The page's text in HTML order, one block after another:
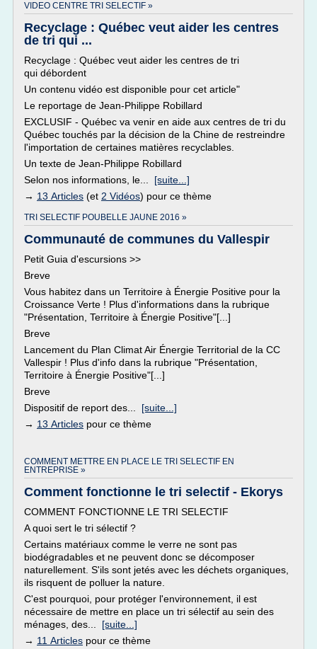
VIDEO CENTRE TRI SELECTIF »
Recyclage : Québec veut aider les centres
de tri qui ...
Recyclage : Québec veut aider les centres de tri
qui débordent
Un contenu vidéo est disponible pour cet article"
Le reportage de Jean-Philippe Robillard
EXCLUSIF - Québec va venir en aide aux centres de tri du
Québec touchés par la décision de la Chine de restreindre
l'importation de certaines matières recyclables.
Un texte de Jean-Philippe Robillard
Selon nos informations, le... [suite...]
→ 13 Articles (et 2 Vidéos) pour ce thème
TRI SELECTIF POUBELLE JAUNE 2016 »
Communauté de communes du Vallespir
Petit Guia d'escursions >>
Breve
Vous habitez dans un Territoire à Énergie Positive pour la
Croissance Verte ! Plus d'informations dans la rubrique
"Présentation, Territoire à Énergie Positive"[...]
Breve
Lancement du Plan Climat Air Énergie Territorial de la CC
Vallespir ! Plus d'info dans la rubrique "Présentation,
Territoire à Énergie Positive"[...]
Breve
Dispositif de report des... [suite...]
→ 13 Articles pour ce thème
COMMENT METTRE EN PLACE LE TRI SELECTIF EN
ENTREPRISE »
Comment fonctionne le tri selectif - Ekorys
COMMENT FONCTIONNE LE TRI SELECTIF
A quoi sert le tri sélectif ?
Certains matériaux comme le verre ne sont pas
biodégradables et ne peuvent donc se décomposer
naturellement. S'ils sont jetés avec les déchets organiques,
ils risquent de polluer la nature.
C'est pourquoi, pour protéger l'environnement, il est
nécessaire de mettre en place un tri sélectif au sein des
ménages, des... [suite...]
→ 11 Articles pour ce thème